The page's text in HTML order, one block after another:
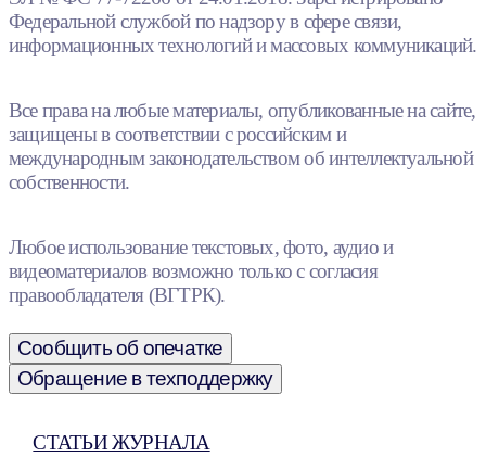
Федеральной службой по надзору в сфере связи,
информационных технологий и массовых коммуникаций.
Все права на любые материалы, опубликованные на сайте,
защищены в соответствии с российским и
международным законодательством об интеллектуальной
собственности.
Любое использование текстовых, фото, аудио и
видеоматериалов возможно только с согласия
правообладателя (ВГТРК).
Сообщить об опечатке
Обращение в техподдержку
СТАТЬИ ЖУРНАЛА